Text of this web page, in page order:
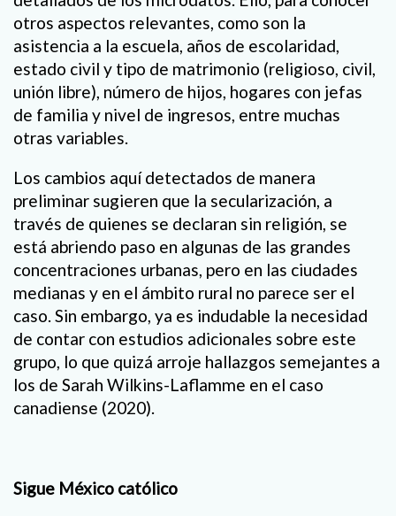
otros aspectos relevantes, como son la
asistencia a la escuela, años de escolaridad,
estado civil y tipo de matrimonio (religioso, civil,
unión libre), número de hijos, hogares con jefas
de familia y nivel de ingresos, entre muchas
otras variables.
Los cambios aquí detectados de manera
preliminar sugieren que la secularización, a
través de quienes se declaran sin religión, se
está abriendo paso en algunas de las grandes
concentraciones urbanas, pero en las ciudades
medianas y en el ámbito rural no parece ser el
caso. Sin embargo, ya es indudable la necesidad
de contar con estudios adicionales sobre este
grupo, lo que quizá arroje hallazgos semejantes a
los de Sarah Wilkins-Laflamme en el caso
canadiense (2020).
Sigue México católico